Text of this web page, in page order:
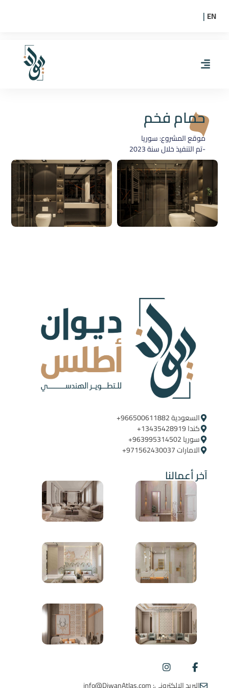
EN
|
حمام فخم
موقع المشروع: سوريا
-تم التنفيذ خلال سنة2023
السعودية ‪+966500611882‬ ‪ ‪
كندا ‪+13435428919
سوريا ‪+963995314502
الامارات ‪+971562430037
آخر أعمالنا